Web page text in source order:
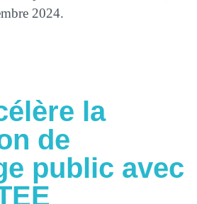
2024.
la
de
public avec